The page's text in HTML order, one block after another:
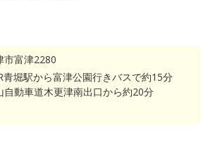
市富津2280
青堀駅から富津公園行きバスで約15分
自動車道木更津南出口から約20分